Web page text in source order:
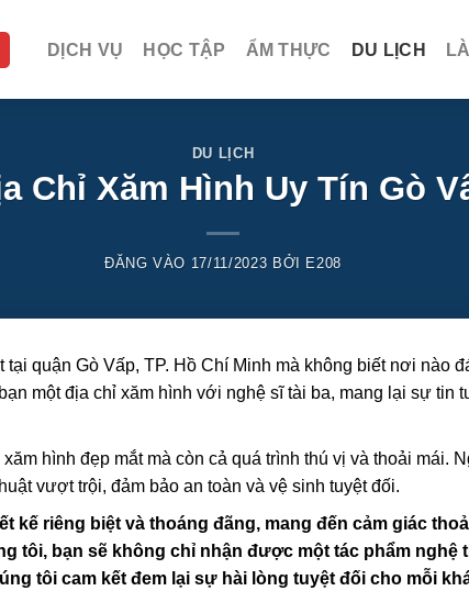
DỊCH VỤ HỌC TẬP ẨM THỰC DU LỊCH
DU LỊCH
Chỉ Xăm Hình Uy Tín Gò
ĐĂNG VÀO 17/11/2023 BỞI E208
quận Gò Vấp, TP. Hồ Chí Minh mà không biết nơi nào
một địa chỉ xăm hình với nghệ sĩ tài ba, mang lại sự tin
hình đẹp mắt mà còn cả quá trình thú vị và thoải mái.
vượt trội, đảm bảo an toàn và vệ sinh tuyệt đối.
kế riêng biệt và thoáng đãng, mang đến cảm giác
tôi, bạn sẽ không chỉ nhận được một tác phẩm nghệ
tôi cam kết đem lại sự hài lòng tuyệt đối cho mỗi